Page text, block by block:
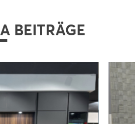
BEITRÄGE